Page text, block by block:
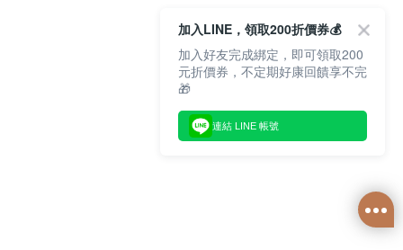
加入LINE，領取200折價券💰
加入好友完成綁定，即可領取200
元折價券，不定期好康回饋享不完
🎁
連結 LINE 帳號